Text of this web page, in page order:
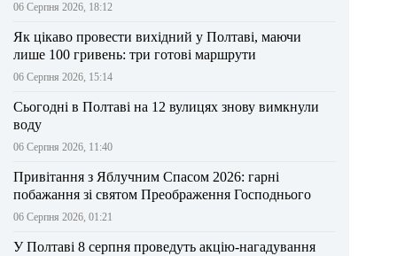
06 Серпня 2026, 18:12
Як цікаво провести вихідний у Полтаві, маючи
лише 100 гривень: три готові маршрути
06 Серпня 2026, 15:14
Сьогодні в Полтаві на 12 вулицях знову вимкнули
воду
06 Серпня 2026, 11:40
Привітання з Яблучним Спасом 2026: гарні
побажання зі святом Преображення Господнього
06 Серпня 2026, 01:21
У Полтаві 8 серпня проведуть акцію-нагадування